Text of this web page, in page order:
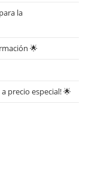
la
🌟
precio especial! 🌟